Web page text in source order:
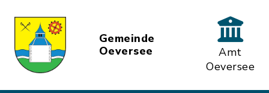
Gemeinde
Oeversee
Amt
Oeversee